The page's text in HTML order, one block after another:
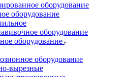
оборудование
оборудование
оборудование
оборудование
оборудование
вырезные